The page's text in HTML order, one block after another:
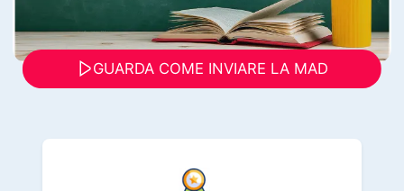
GUARDA COME INVIARE LA MAD